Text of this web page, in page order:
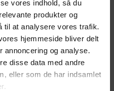
vores indhold, så du
produkter og
til at analysere vores trafik.
hjemmeside bliver delt
annoncering og analyse.
disse data med andre
eller som de har indsamlet
Click lås Abus 5000
XCL Protectus sort
bred model
199,00 kr. 179,00kr.